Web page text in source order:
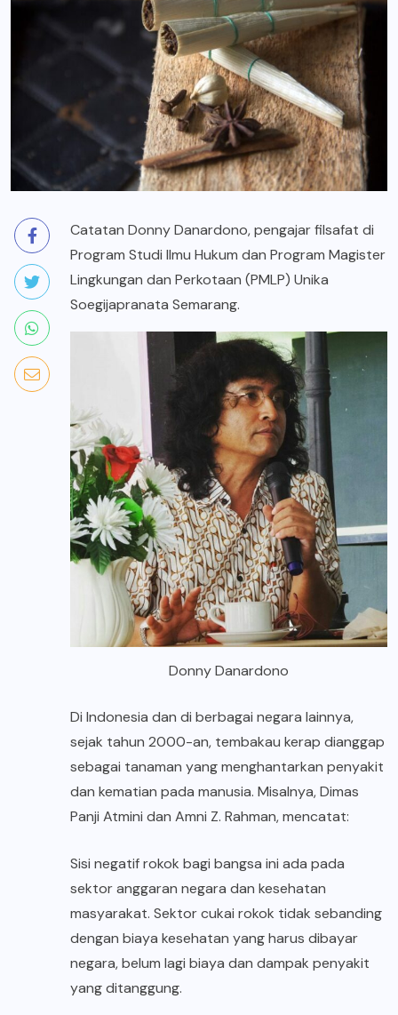
Catatan Donny Danardono, pengajar filsafat di
Program Studi Ilmu Hukum dan Program Magister
Lingkungan dan Perkotaan (PMLP) Unika
Soegijapranata Semarang.
Donny Danardono
Di Indonesia dan di berbagai negara lainnya,
sejak tahun 2000-an, tembakau kerap dianggap
sebagai tanaman yang menghantarkan penyakit
dan kematian pada manusia. Misalnya, Dimas
Panji Atmini dan Amni Z. Rahman, mencatat:
Sisi negatif rokok bagi bangsa ini ada pada
sektor anggaran negara dan kesehatan
masyarakat. Sektor cukai rokok tidak sebanding
dengan biaya kesehatan yang harus dibayar
negara, belum lagi biaya dan dampak penyakit
yang ditanggung.